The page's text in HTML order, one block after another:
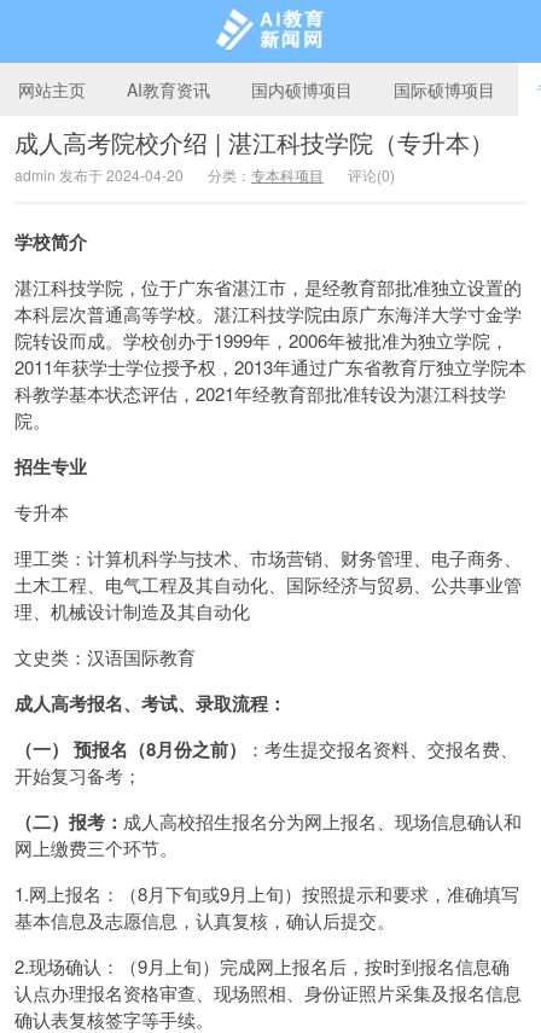
AI教育新闻网
网站主页 AI教育资讯 国内硕博项目 国际硕博项目
成人高考院校介绍 | 湛江科技学院（专升本）
admin 发布于 2024-04-20 分类： 专本科项目 评论(0)
学校简介
湛江科技学院，位于广东省湛江市，是经教育部批准独立设置的
本科层次普通高等学校。湛江科技学院由原广东海洋大学寸金学
院转设而成。学校创办于1999年，2006年被批准为独立学院，
2011年获学士学位授予权，2013年通过广东省教育厅独立学院本
科教学基本状态评估，2021年经教育部批准转设为湛江科技学
院。
招生专业
专升本
理工类：计算机科学与技术、市场营销、财务管理、电子商务、
土木工程、电气工程及其自动化、国际经济与贸易、公共事业管
理、机械设计制造及其自动化
文史类：汉语国际教育
成人高考报名、考试、录取流程：
（一） 预报名（8月份之前）
：考生提交报名资料、交报名费、
开始复习备考；
（二）报考： 成人高校招生报名分为网上报名、现场信息确认和
网上缴费三个环节。
1.网上报名：（8月下旬或9月上旬）按照提示和要求，准确填写
基本信息及志愿信息，认真复核，确认后提交。
2.现场确认：（9月上旬）完成网上报名后，按时到报名信息确
认点办理报名资格审查、现场照相、身份证照片采集及报名信息
确认表复核签字等手续。